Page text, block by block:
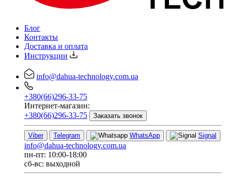
Блог
Контакты
Доставка и оплата
Инструкции
info@dahua-technology.com.ua
+380(66)296-33-75
Интернет-магазин:
+380(66)296-33-75
Заказать звонок
Viber Telegram WhatsApp Signal
info@dahua-technology.com.ua
пн-пт: 10:00-18:00
сб-вс: выходной